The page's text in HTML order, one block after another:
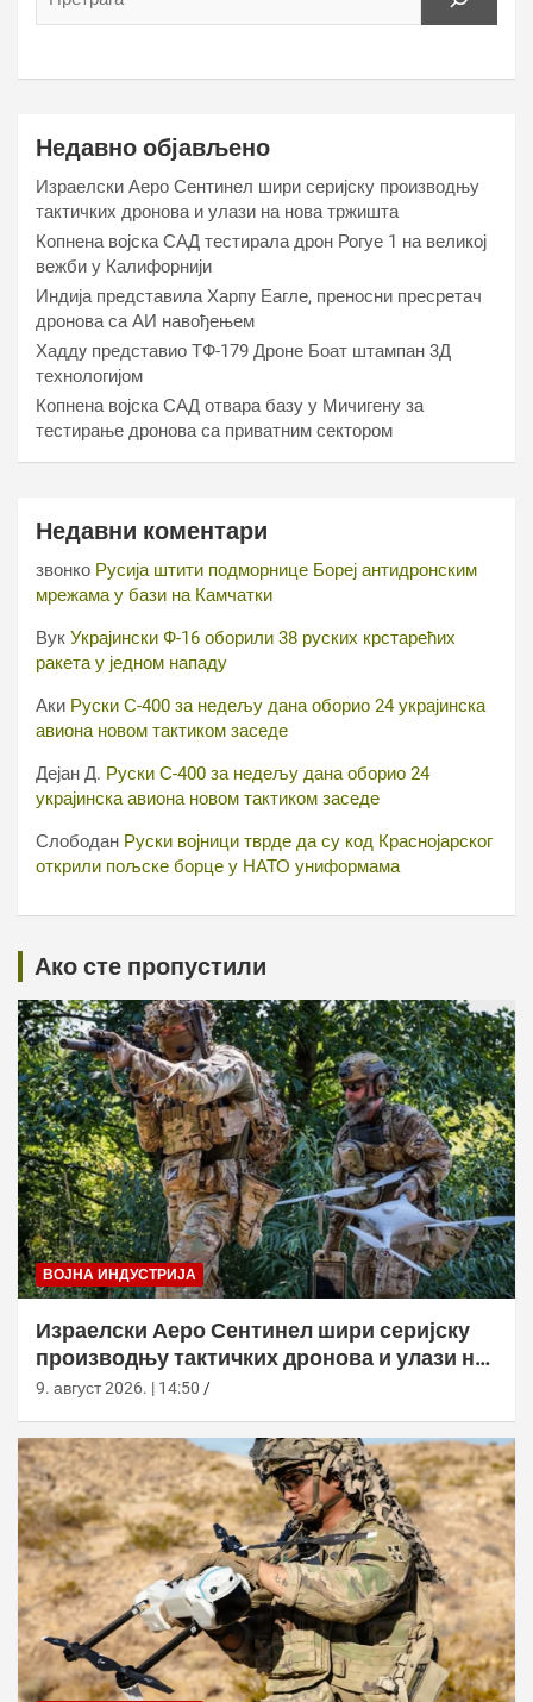
Недавно објављено
Израелски Аеро Сентинел шири серијску производњу
тактичких дронова и улази на нова тржишта
Копнена војска САД тестирала дрон Рогуе 1 на великој
вежби у Калифорнији
Индија представила Харпy Еагле, преносни пресретач
дронова са АИ навођењем
Хаддy представио ТФ-179 Дроне Боат штампан 3Д
технологијом
Копнена војска САД отвара базу у Мичигену за
тестирање дронова са приватним сектором
Недавни коментари
звонко Русија штити подморнице Бореј антидронским
мрежама у бази на Камчатки
Вук Украјински Ф-16 оборили 38 руских крстарећих
ракета у једном нападу
Аки Руски С-400 за недељу дана оборио 24 украјинска
авиона новом тактиком заседе
Дејан Д. Руски С-400 за недељу дана оборио 24
украјинска авиона новом тактиком заседе
Слободан Руски војници тврде да су код Краснојарског
открили пољске борце у НАТО униформама
Ако сте пропустили
ВОЈНА ИНДУСТРИЈА
Израелски Аеро Сентинел шири серијску
производњу тактичких дронова и улази на
нова тржишта
9. август 2026. | 14:50